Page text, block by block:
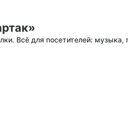
Всё для посетителей: